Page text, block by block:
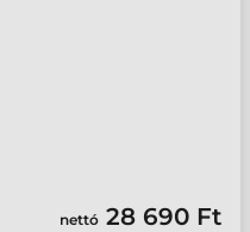
nettó 28 690 Ft